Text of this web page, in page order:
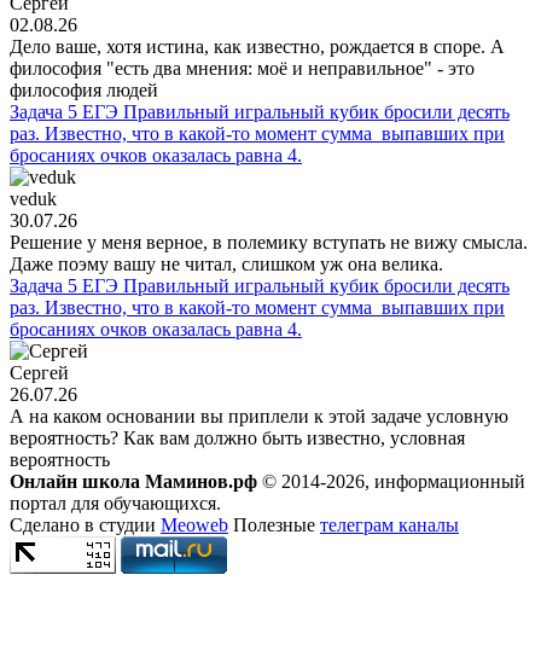
02.08.26
Дело ваше, хотя истина, как известно, рождается в споре. А
философия "есть два мнения: моё и неправильное" - это
философия людей
Задача 5 ЕГЭ Правильный игральный кубик бросили десять
раз. Известно, что в какой-то момент сумма выпавших при
бросаниях очков оказалась равна 4.
veduk
30.07.26
Решение у меня верное, в полемику вступать не вижу смысла.
Даже поэму вашу не читал, слишком уж она велика.
Задача 5 ЕГЭ Правильный игральный кубик бросили десять
раз. Известно, что в какой-то момент сумма выпавших при
бросаниях очков оказалась равна 4.
Сергей
26.07.26
А на каком основании вы приплели к этой задаче условную
вероятность? Как вам должно быть известно, условная
вероятность
Онлайн школа Маминов.рф © 2014-2026, информационный
портал для обучающихся.
Сделано в студии Meoweb Полезные телеграм каналы